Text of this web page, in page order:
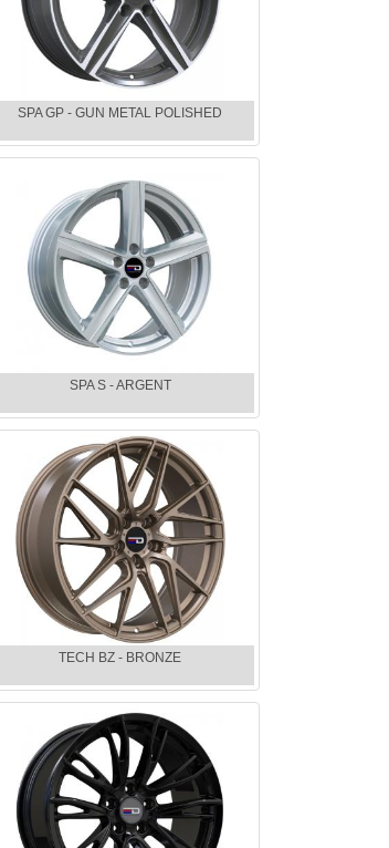
SPA GP - GUN METAL POLISHED
SPA S - ARGENT
TECH BZ - BRONZE